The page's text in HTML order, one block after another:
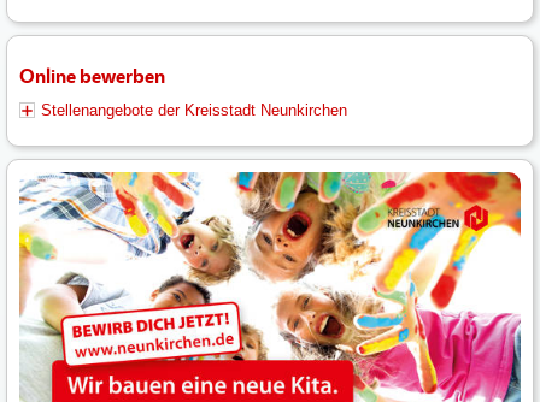
Online bewerben
Stellenangebote der Kreisstadt Neunkirchen